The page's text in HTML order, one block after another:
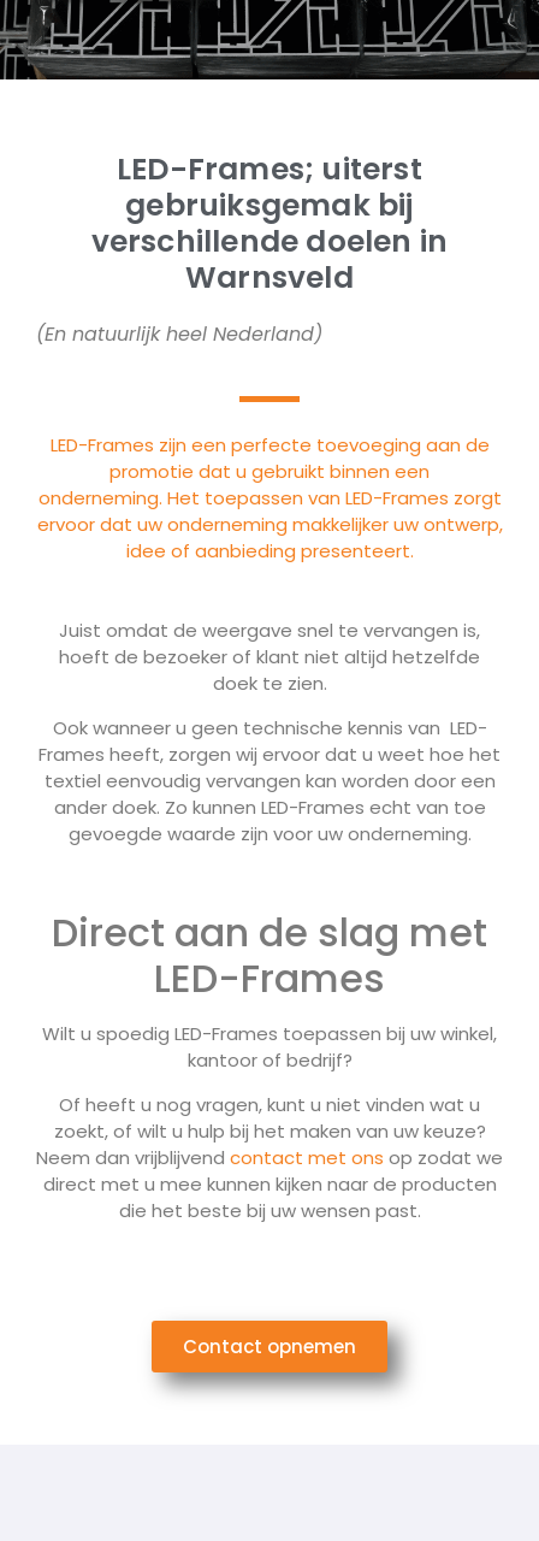
LED-Frames; uiterst
gebruiksgemak bij
verschillende doelen in
Warnsveld
(En natuurlijk heel Nederland)
LED-Frames zijn een perfecte toevoeging aan de
promotie dat u gebruikt binnen een
onderneming. Het toepassen van LED-Frames zorgt
ervoor dat uw onderneming makkelijker uw ontwerp,
idee of aanbieding presenteert.
Juist omdat de weergave snel te vervangen is,
hoeft de bezoeker of klant niet altijd hetzelfde
doek te zien.
Ook wanneer u geen technische kennis van LED-
Frames heeft, zorgen wij ervoor dat u weet hoe het
textiel eenvoudig vervangen kan worden door een
ander doek. Zo kunnen LED-Frames echt van toe
gevoegde waarde zijn voor uw onderneming.
Direct aan de slag met
LED-Frames
Wilt u spoedig LED-Frames toepassen bij uw winkel,
kantoor of bedrijf?
Of heeft u nog vragen, kunt u niet vinden wat u
zoekt, of wilt u hulp bij het maken van uw keuze?
Neem dan vrijblijvend contact met ons op zodat we
direct met u mee kunnen kijken naar de producten
die het beste bij uw wensen past.
Contact opnemen